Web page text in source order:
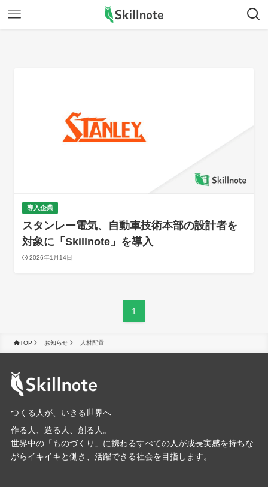
導入企業
スタンレー電気、自動車技術本部の設計者を
対象に「Skillnote」を導入
2026年1月14日
1
TOP お知らせ 人材配置
つくる人が、いきる世界へ
作る人、造る人、創る人。
世界中の「ものづくり」に携わるすべての人が成長実感を持ちな
がらイキイキと働き、活躍できる社会を目指します。